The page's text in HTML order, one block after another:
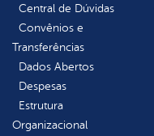
Central de Dúvidas
Convênios e
Transferências
Dados Abertos
Despesas
Estrutura
Organizacional